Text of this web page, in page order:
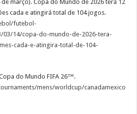
março). Copa do Mundo de 2026 terá 12
cada e atingirá total de 104 jogos.
futebol-
03/14/copa-do-mundo-de-2026-tera-
cada-e-atingira-total-de-104-
do Mundo FIFA 26™.
mens/worldcup/canadamexico